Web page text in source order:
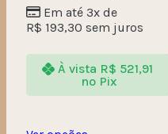
Em até 3x de
R$ 193,30 sem juros
À vista R$ 521,91
no Pix